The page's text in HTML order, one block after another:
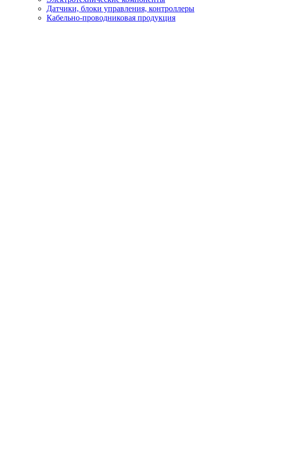
Датчики, блоки управления, контроллеры
Кабельно-проводниковая продукция